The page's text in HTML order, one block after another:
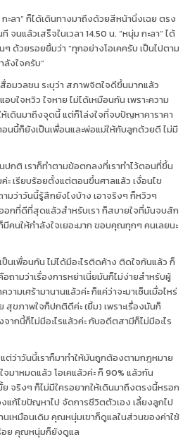
ะลา” ก็ได้เดินทางมาถึงด้วยสีหน้านิ่งเฉย ตรง
จนแล้วเสร็จในเวลา 14.50 น. “หนุ่ม กะลา” ได้
ด้วยรอยยิ้มว่า “ทุกอย่างโอเคครับ เป็นไปตาม
งใจครับ”
อมวลชน ระบุว่า สภาพจิตใจดีขึ้นมากแล้ว
อบใจหวิว ใจหาย ไม่ได้เหมือนกัน เพราะความ
เดินมาถึงจุดนี้ แต่ก็โล่งใจที่จบปัญหาคาราคา
นนี้ก็ยังเป็นเพื่อนและพ่อแม่ให้กับลูกด้วยดี ไม่มี
กติ เราก็ทำตามข้อตกลงที่เราทำไว้ตอนที่ขึ้น
ค่ะ เรียบร้อยตั้งแต่ตอนขึ้นศาลแล้ว เงื่อนไข
ามว่าวันนี้รู้สึกยังไงบ้าง เอาจริงๆ ก็หวิวๆ
อกที่ดีที่สุดแล้วสำหรับเรา ก็สบายใจที่มันจบสัก
คนให้กำลังใจเยอะมาก ขอบคุณทุกๆ คนเลยนะ
นเพื่อนกัน ไม่ได้มีอะไรติดค้าง ติดใจกันแล้ว ก็
ถามว่าเรื่องการหย่าเนี่ยมันก็ไม่ง่ายสำหรับผู้
ามเศร้ามานานแล้วค่ะ ก็แค่ว่าจะมาเซ็นเมื่อไหร่
ขภาพใจก็ปกติดีค่ะ (ยิ้ม) เพราะเรื่องมันก็
ากนี้ก็ไม่มีอะไรแล้วค่ะ กับอดีตสามีก็ไม่มีอะไร
ต่ว่าวันนี้เราก็มาทำให้มันถูกต้องตามกฎหมาย
จมาหมดแล้ว โอเคแล้วค่ะ ก็ 90% แล้วกัน
ย จริงๆ ก็ไม่มีใครอยากให้เดินมาถึงตรงนี้หรอก
แก้ไขปัญหาไป จัดการชีวิตตัวเอง เลี้ยงลูกไป
นเหมือนเดิม คุณหนุ่มเขาก็ดูแลในส่วนของค่าใช้
อย คุณหนุ่มก็ยังดูแล